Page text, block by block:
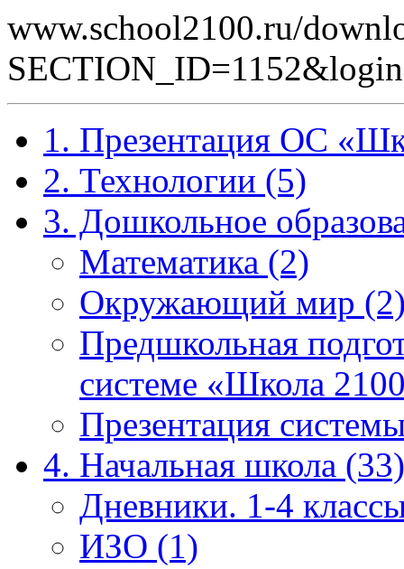
www.school2100.ru/
1. Презентация ОС
2. Технологии (5)
3. Дошкольное
Математика (2)
Окружающий мир
Предшкольная
системе «Школа
Презентация
4. Начальная школа (33)
Дневники. 1-4
ИЗО (1)